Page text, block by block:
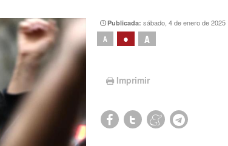
Publicada:sábado, 4 de enero de 2025
A • A
Imprimir